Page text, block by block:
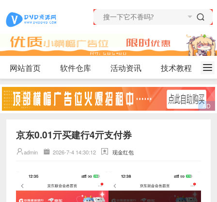
网站首页 软件仓库 活动资讯 技术教程
京东0.01亓买建行4亓支付券
admin 2026-7-4 14:30:12 现金红包